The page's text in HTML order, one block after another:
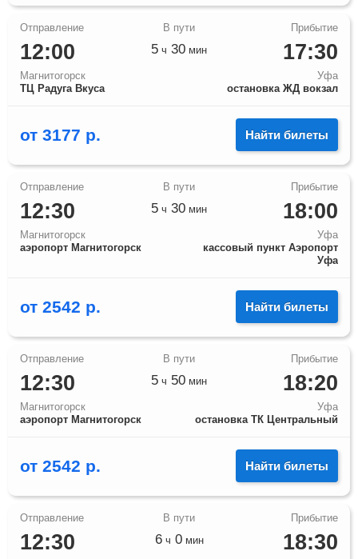
12:00
Магнитогорск
ТЦ Радуга Вкуса
17:30
Уфа
остановка ЖД вокзал
5 ч 30 мин
от 3177 р. Найти билеты
12:30
Магнитогорск
аэропорт Магнитогорск
18:00
Уфа
кассовый пункт Аэропорт
Уфа
5 ч 30 мин
от 2542 р. Найти билеты
12:30
Магнитогорск
аэропорт Магнитогорск
18:20
Уфа
остановка ТК Центральный
5 ч 50 мин
от 2542 р. Найти билеты
12:30 18:30
6ч 0мин